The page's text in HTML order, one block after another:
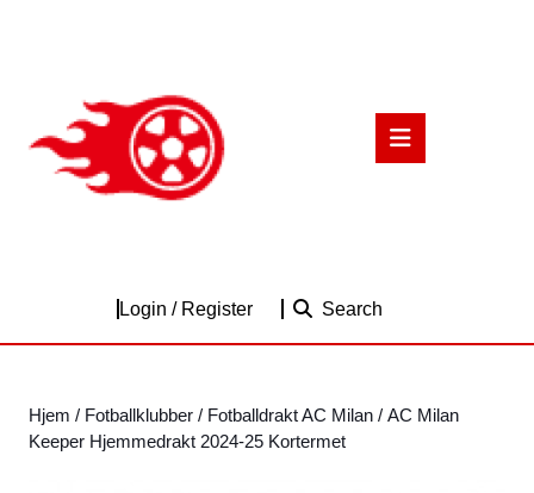
Login / RegisterLogin
Search
Hjem / Fotballklubber / Fotballdrakt AC Milan / AC Milan
Keeper Hjemmedrakt 2024-25 Kortermet